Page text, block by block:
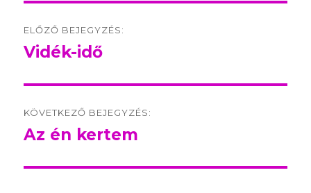
navigation
ELŐZŐ BEJEGYZÉS:
Előző
Vidék-idő
KÖVETKEZŐ BEJEGYZÉS:
Következő
Az én kertem